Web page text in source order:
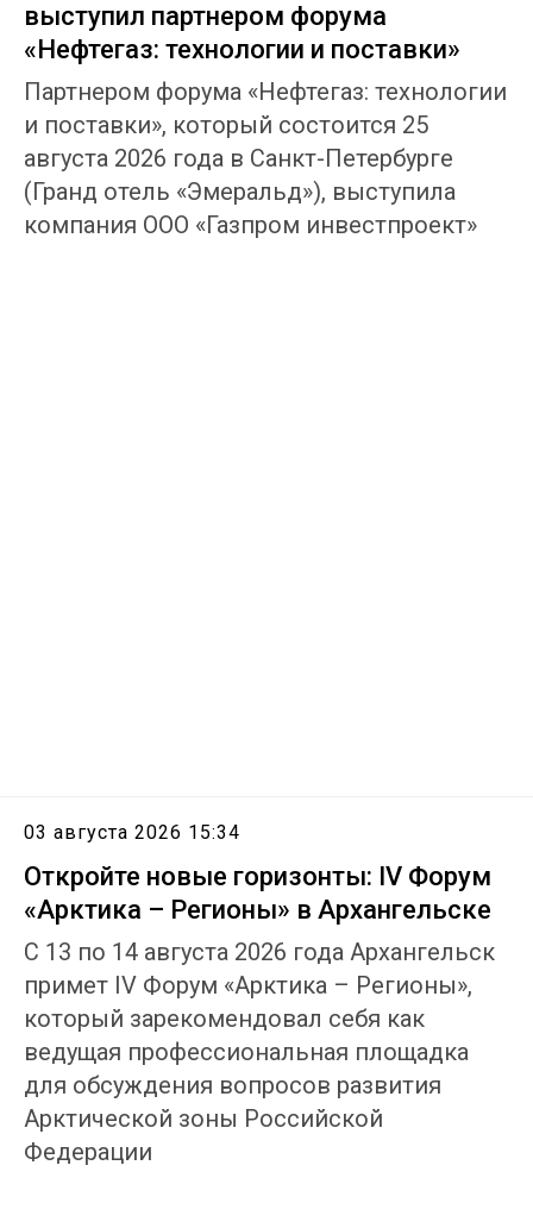
выступил партнером форума
«Нефтегаз: технологии и поставки»
Партнером форума «Нефтегаз: технологии
и поставки», который состоится 25
августа 2026 года в Санкт-Петербурге
(Гранд отель «Эмеральд»), выступила
компания ООО «Газпром инвестпроект»
03 августа 2026 15:34
Откройте новые горизонты: IV Форум
«Арктика – Регионы» в Архангельске
С 13 по 14 августа 2026 года Архангельск
примет IV Форум «Арктика – Регионы»,
который зарекомендовал себя как
ведущая профессиональная площадка
для обсуждения вопросов развития
Арктической зоны Российской
Федерации